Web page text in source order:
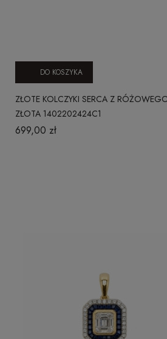
ZŁOTE KOLCZYKI SERCA Z
ZŁOTA 1402202424C1
699,00 zł
DO KOSZYKA